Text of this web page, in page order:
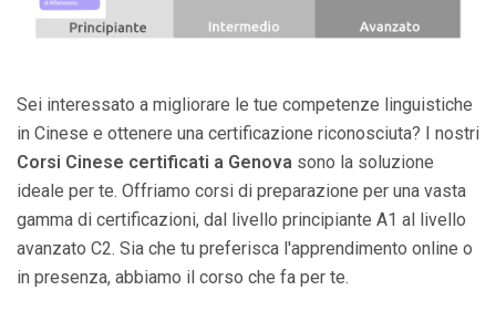
Sei interessato a migliorare le tue competenze linguistiche
in Cinese e ottenere una certificazione riconosciuta? I nostri
Corsi Cinese certificati a Genova sono la soluzione
ideale per te. Offriamo corsi di preparazione per una vasta
gamma di certificazioni, dal livello principiante A1 al livello
avanzato C2. Sia che tu preferisca l'apprendimento online o
in presenza, abbiamo il corso che fa per te.